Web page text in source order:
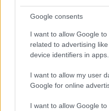
Google consents
I want to allow Google
related to advertising
device identifiers in apps.
I want to allow my user
Google for online
I want to allow Google to